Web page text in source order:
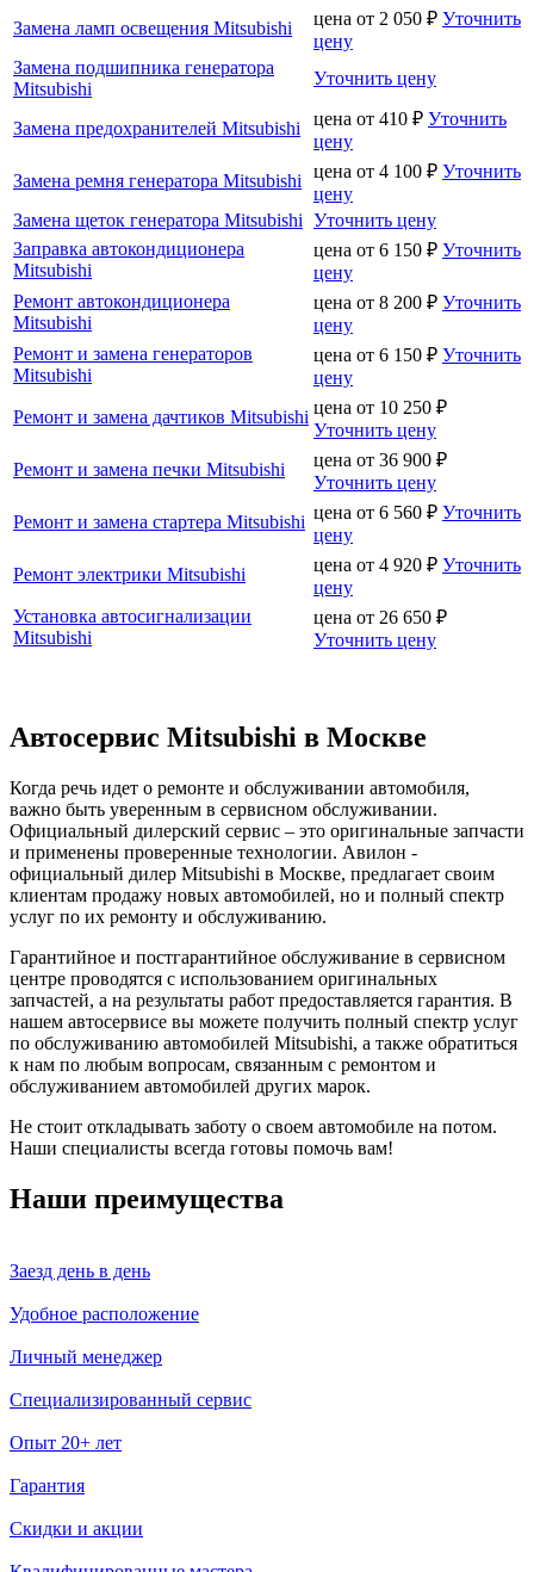
Замена ламп освещения Mitsubishi
цена от 2 050 ₽ Уточнить
цену
Замена подшипника генератора
Mitsubishi
Уточнить цену
Замена предохранителей Mitsubishi цена от 410 ₽ Уточнить
цену
Замена ремня генератора Mitsubishi
цена от 4 100 ₽ Уточнить
цену
Замена щеток генератора Mitsubishi Уточнить цену
Заправка автокондиционера
Mitsubishi
цена от 6 150 ₽ Уточнить
цену
Ремонт автокондиционера
Mitsubishi
цена от 8 200 ₽ Уточнить
цену
Ремонт и замена генераторов
Mitsubishi
цена от 6 150 ₽ Уточнить
цену
Ремонт и замена дачтиков Mitsubishi цена от 10 250 ₽
Уточнить цену
Ремонт и замена печки Mitsubishi
цена от 36 900 ₽
Уточнить цену
Ремонт и замена стартера Mitsubishi цена от 6 560 ₽ Уточнить
цену
Ремонт электрики Mitsubishi
цена от 4 920 ₽ Уточнить
цену
Установка автосигнализации
Mitsubishi
цена от 26 650 ₽
Уточнить цену
Автосервис Mitsubishi в Москве
Когда речь идет о ремонте и обслуживании автомобиля,
важно быть уверенным в сервисном обслуживании.
Официальный дилерский сервис – это оригинальные запчасти
и применены проверенные технологии. Авилон -
официальный дилер Mitsubishi в Москве, предлагает своим
клиентам продажу новых автомобилей, но и полный спектр
услуг по их ремонту и обслуживанию.
Гарантийное и постгарантийное обслуживание в сервисном
центре проводятся с использованием оригинальных
запчастей, а на результаты работ предоставляется гарантия. В
нашем автосервисе вы можете получить полный спектр услуг
по обслуживанию автомобилей Mitsubishi, а также обратиться
к нам по любым вопросам, связанным с ремонтом и
обслуживанием автомобилей других марок.
Не стоит откладывать заботу о своем автомобиле на потом.
Наши специалисты всегда готовы помочь вам!
Наши преимущества
Заезд день в день
Удобное расположение
Личный менеджер
Специализированный сервис
Опыт 20+ лет
Гарантия
Скидки и акции